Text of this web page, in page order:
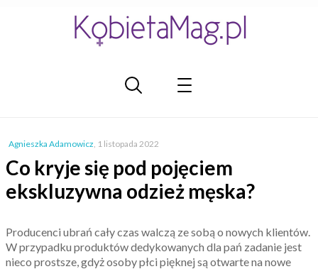
Agnieszka Adamowicz, 1 listopada 2022
Co kryje się pod pojęciem
ekskluzywna odzież męska?
Producenci ubrań cały czas walczą ze sobą o nowych klientów.
W przypadku produktów dedykowanych dla pań zadanie jest
nieco prostsze, gdyż osoby płci pięknej są otwarte na nowe